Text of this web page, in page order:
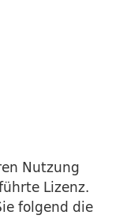
Nutzung
Lizenz.
folgend die